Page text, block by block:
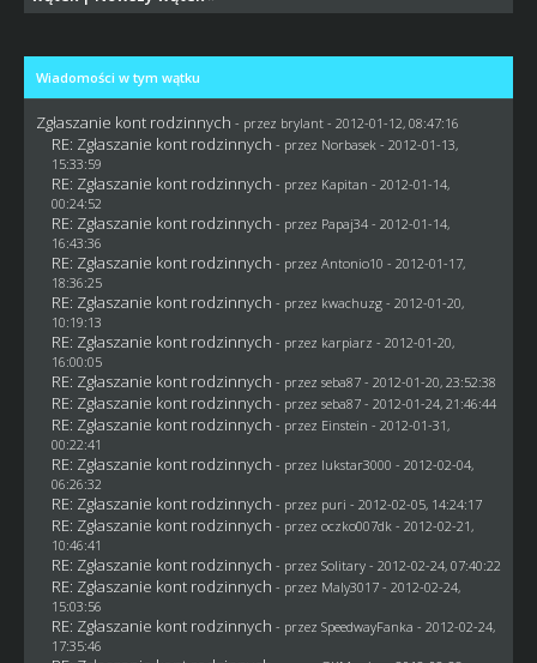
Wiadomości w tym wątku
Zgłaszanie kont rodzinnych - przez brylant- 2012-01-12, 08:47:16
RE: Zgłaszanie kont rodzinnych - przez Norbasek- 2012-01-13,
15:33:59
RE: Zgłaszanie kont rodzinnych - przez Kapitan - 2012-01-14,
00:24:52
RE: Zgłaszanie kont rodzinnych - przez Papaj34- 2012-01-14,
16:43:36
RE: Zgłaszanie kont rodzinnych - przez Antonio10 - 2012-01-17,
18:36:25
RE: Zgłaszanie kont rodzinnych - przez kwachuzg- 2012-01-20,
10:19:13
RE: Zgłaszanie kont rodzinnych - przez karpiarz - 2012-01-20,
16:00:05
RE: Zgłaszanie kont rodzinnych - przez seba87- 2012-01-20, 23:52:38
RE: Zgłaszanie kont rodzinnych - przez seba87- 2012-01-24, 21:46:44
RE: Zgłaszanie kont rodzinnych - przez Einstein - 2012-01-31,
00:22:41
RE: Zgłaszanie kont rodzinnych - przez lukstar3000 - 2012-02-04,
06:26:32
RE: Zgłaszanie kont rodzinnych - przez puri - 2012-02-05, 14:24:17
RE: Zgłaszanie kont rodzinnych - przez oczko007dk - 2012-02-21,
10:46:41
RE: Zgłaszanie kont rodzinnych - przez Solitary- 2012-02-24, 07:40:22
RE: Zgłaszanie kont rodzinnych - przez Maly3017- 2012-02-24,
15:03:56
RE: Zgłaszanie kont rodzinnych - przez SpeedwayFanka - 2012-02-24,
17:35:46